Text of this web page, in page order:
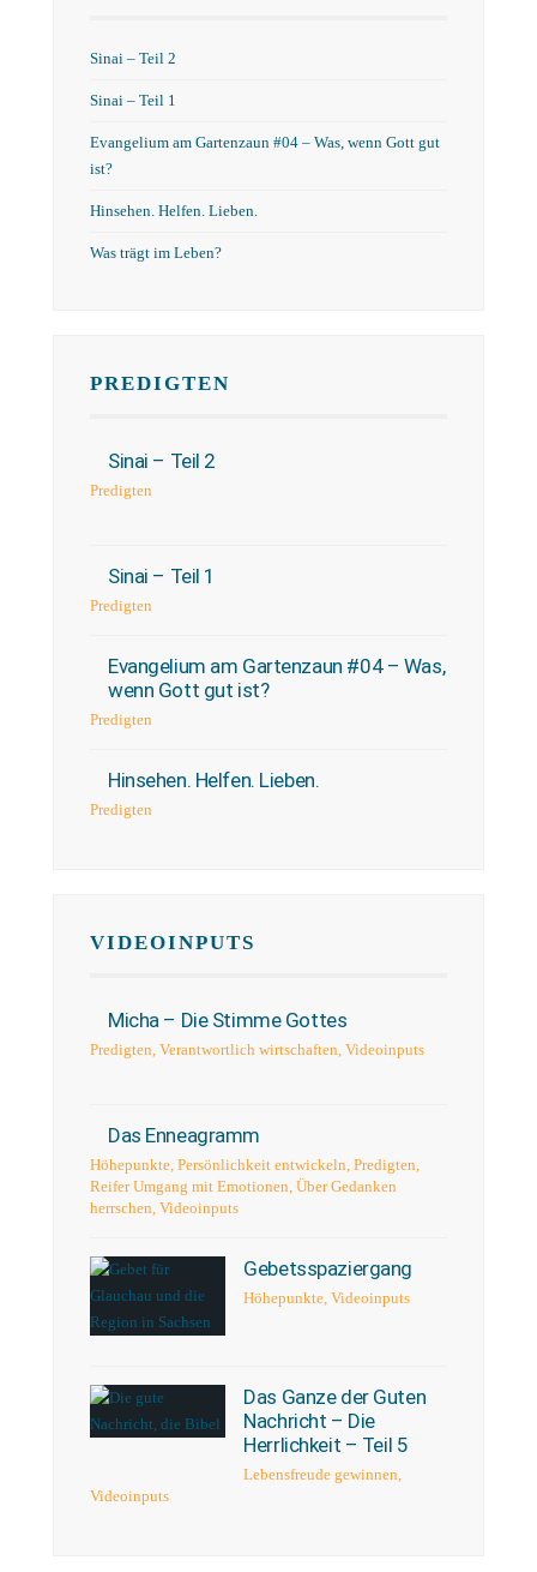
Sinai – Teil 2
Sinai – Teil 1
Evangelium am Gartenzaun #04 – Was, wenn Gott gut
ist?
Hinsehen. Helfen. Lieben.
Was trägt im Leben?
PREDIGTEN
Sinai – Teil 2
Predigten
Sinai – Teil 1
Predigten
Evangelium am Gartenzaun #04 – Was,
wenn Gott gut ist?
Predigten
Hinsehen. Helfen. Lieben.
Predigten
VIDEOINPUTS
Micha – Die Stimme Gottes
Predigten Verantwortlich wirtschaften Videoinputs
Das Enneagramm
Höhepunkte Persönlichkeit entwickeln Predigten
Reifer Umgang mit Emotionen Über Gedanken
herrschen Videoinputs
Gebetsspaziergang
Höhepunkte ,Videoinputs
Das Ganze der Guten
Nachricht – Die
Herrlichkeit – Teil 5
Lebensfreude gewinnen
Videoinputs